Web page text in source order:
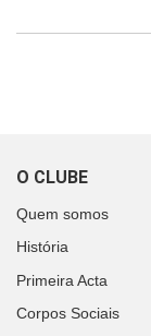
O CLUBE
Quem somos
História
Primeira Acta
Corpos Sociais